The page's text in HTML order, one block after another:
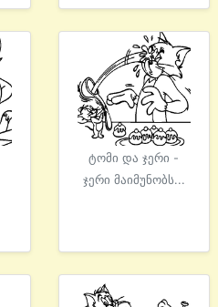
ტომი და ჯერი -
ჯერი მაიმუნობს...